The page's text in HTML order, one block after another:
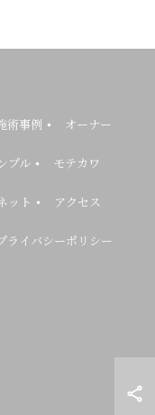
術事例 オーナー
プル モテカワ
ット アクセス
ライバシーポリシー